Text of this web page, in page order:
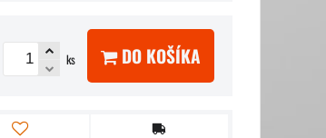
ks DO KOŠÍKA